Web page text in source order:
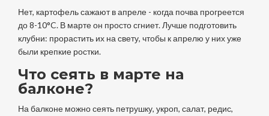
Нет, картофель сажают в апреле - когда почва прогреется
до 8-10°C. В марте он просто сгниет. Лучше подготовить
клубни: прорастить их на свету, чтобы к апрелю у них уже
были крепкие ростки.
Что сеять в марте на
балконе?
На балконе можно сеять петрушку, укроп, салат, редис,